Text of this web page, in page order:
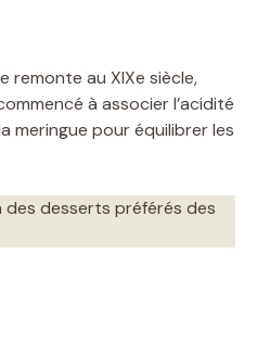
remonte au XIXe siècle,
à associer l’acidité
meringue pour équilibrer les
des desserts préférés des